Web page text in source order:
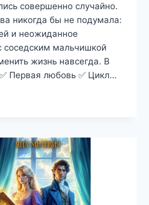
совершенно случайно.
никогда бы не подумала:
и неожиданное
соседским мальчишкой
жизнь навсегда. В
Первая любовь ✅ Цикл…